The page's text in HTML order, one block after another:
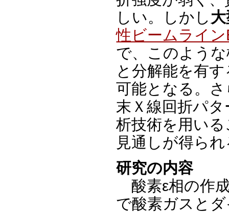
しい。しかし
性ビームライ
で、このよう
と分解能を有
可能となる。
末Ｘ線回折パ
析技術を用い
見通しが得ら
研究の内容
酸素ε相の作
で酸素ガスと